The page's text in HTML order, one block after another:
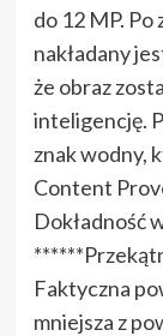
do 12 MP.
nakładany
że obraz
inteligencję.
znak wodny,
Content
Dokładność
Faktyczna
mniejsza z